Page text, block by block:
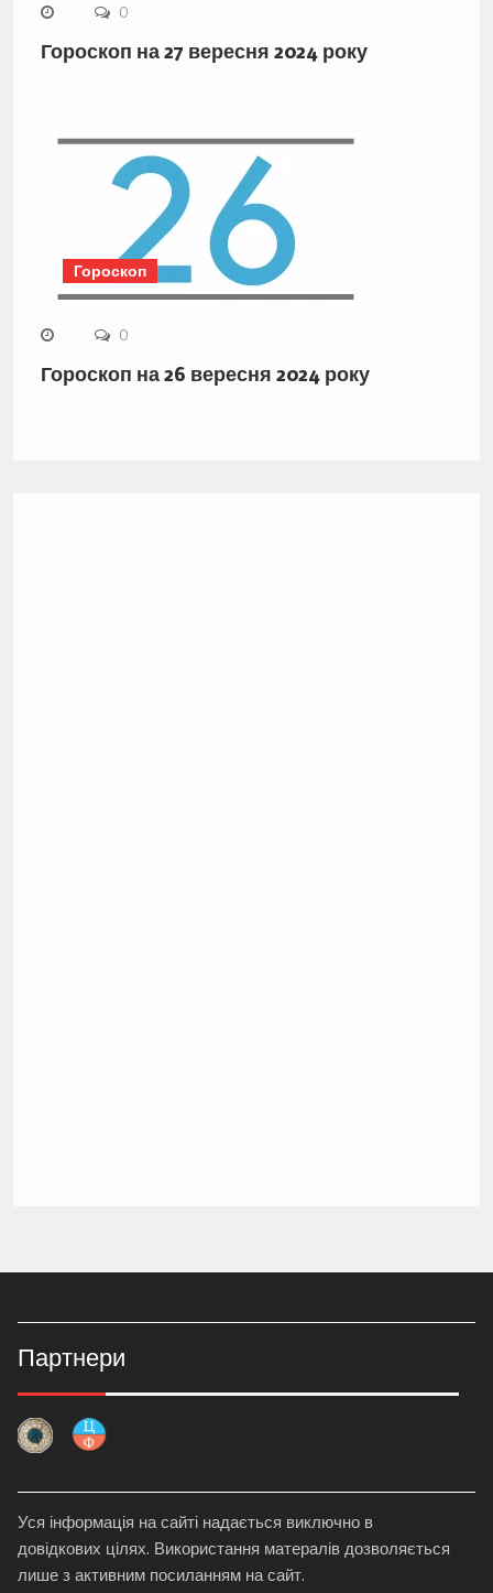
0
Гороскоп на 27 вересня 2024 року
Гороскоп
0
Гороскоп на 26 вересня 2024 року
Партнери
Уся інформація на сайті надається виключно в
довідкових цілях. Використання матералів дозволяється
лише з активним посиланням на сайт.